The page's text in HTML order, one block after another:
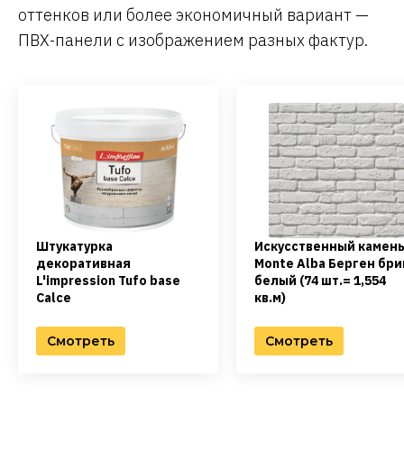
оттенков или более экономичный вариант —
ПВХ-панели с изображением разных фактур.
Штукатурка
декоративная
L'impression Tufo base
Calce
Смотреть
Искусственный камень
Monte Alba Берген
белый (74 шт.= 1,554
кв.м)
Смотреть